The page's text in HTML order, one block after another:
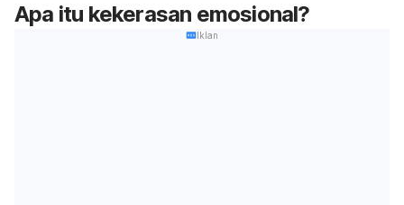
Apa itu kekerasan emosional?
Iklan